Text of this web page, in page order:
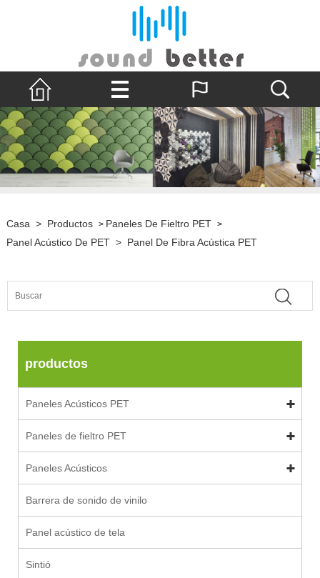
Casa > Productos > Paneles De Fieltro PET >
Panel Acústico De PET > Panel De Fibra Acústica PET
productos
Paneles Acústicos PET
Paneles de fieltro PET
Paneles Acústicos
Barrera de sonido de vinilo
Panel acústico de tela
Sintió